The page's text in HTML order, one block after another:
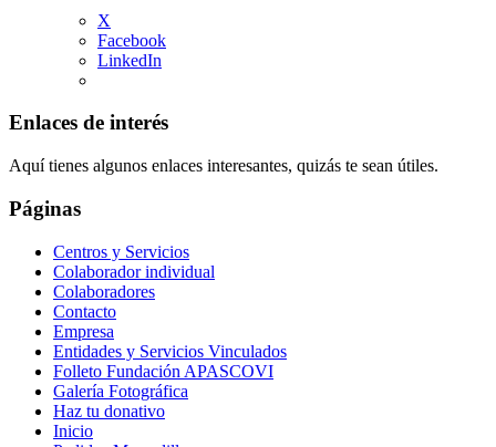
X
Facebook
LinkedIn
Enlaces de interés
Aquí tienes algunos enlaces interesantes, quizás te sean útiles.
Páginas
Centros y Servicios
Colaborador individual
Colaboradores
Contacto
Empresa
Entidades y Servicios Vinculados
Folleto Fundación APASCOVI
Galería Fotográfica
Haz tu donativo
Inicio